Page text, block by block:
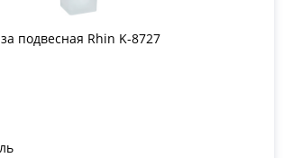
подвесная Rhin K-8727